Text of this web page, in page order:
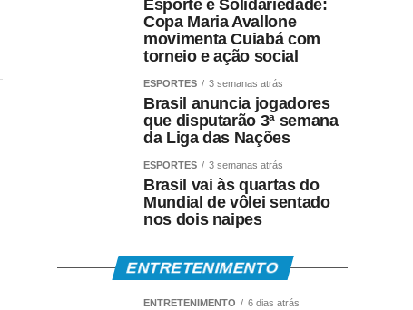
Esporte e Solidariedade:
Copa Maria Avallone
movimenta Cuiabá com
torneio e ação social
ESPORTES 3 semanas atrás
Brasil anuncia jogadores
que disputarão 3ª semana
da Liga das Nações
ESPORTES 3 semanas atrás
Brasil vai às quartas do
Mundial de vôlei sentado
nos dois naipes
ENTRETENIMENTO
ENTRETENIMENTO 6 dias atrás